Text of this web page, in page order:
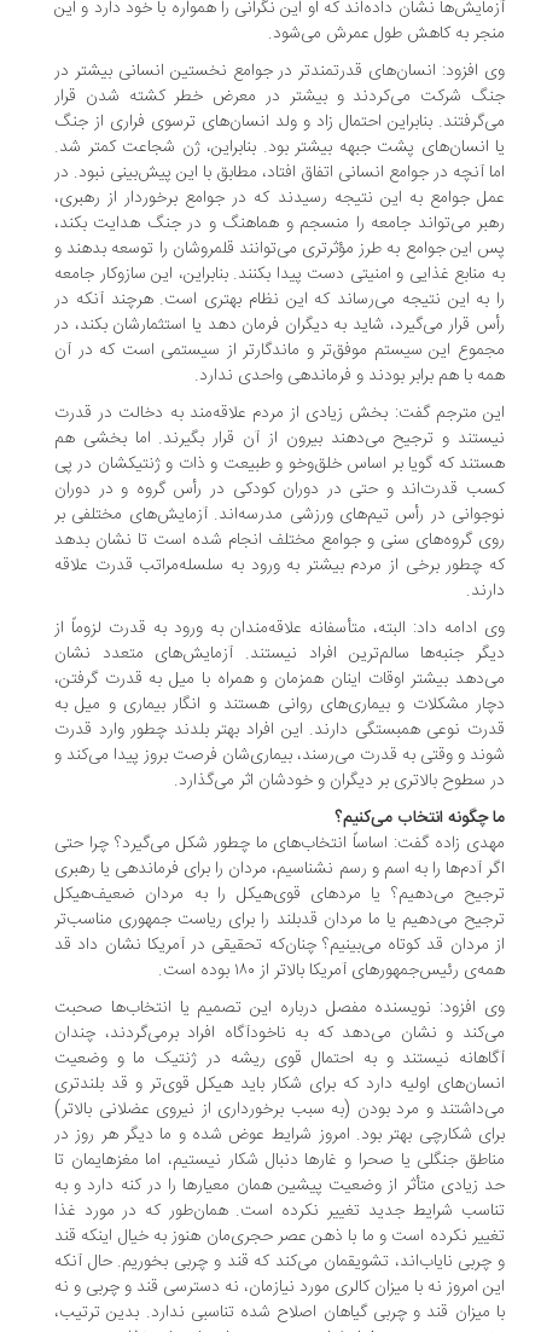
نشان داده‌اند که او این نگرانی را همواره با خود دارد و این
به کاهش طول عمرش می‌شود.
افزود: انسان‌های قدرتمندتر در جوامع نخستین انسانی بیشتر در
شرکت می‌کردند و بیشتر در معرض خطر کشته شدن قرار
بنابراین احتمال زاد و ولد انسان‌های ترسوی فراری از جنگ
انسان‌های پشت جبهه بیشتر بود. بنابراین، ژن شجاعت کمتر شد.
آنچه در جوامع انسانی اتفاق افتاد، مطابق با این پیش‌بینی نبود. در
جوامع به این نتیجه رسیدند که در جوامع برخوردار از رهبری،
می‌تواند جامعه را منسجم و هماهنگ و در جنگ هدایت بکند،
این جوامع به طرز مؤثرتری می‌توانند قلمروشان را توسعه بدهند و
منابع غذایی و امنیتی دست پیدا بکنند. بنابراین، این سازوکار جامعه
به این نتیجه می‌رساند که این نظام بهتری است. هرچند آنکه در
قرار می‌گیرد، شاید به دیگران فرمان دهد یا استثمارشان بکند، در
این سیستم موفق‌تر و ماندگارتر از سیستمی است که در آن
با هم برابر بودند و فرماندهی واحدی ندارد.
مترجم گفت: بخش زیادی از مردم علاقه‌مند به دخالت در قدرت
و ترجیح می‌دهند بیرون از آن قرار بگیرند. اما بخشی هم
که گویا بر اساس خلق‌وخو و طبیعت و ذات و ژنتیکشان در پی
قدرت‌اند و حتی در دوران کودکی در رأس گروه و در دوران
در رأس تیم‌های ورزشی مدرسه‌اند. آزمایش‌های مختلفی بر
گروه‌های سنی و جوامع مختلف انجام شده است تا نشان بدهد
چطور برخی از مردم بیشتر به ورود به سلسله‌مراتب قدرت علاقه
ادامه داد: البته، متأسفانه علاقه‌مندان به ورود به قدرت لزوماً از
جنبه‌ها سالم‌ترین افراد نیستند. آزمایش‌های متعدد نشان
بیشتر اوقات اینان همزمان و همراه با میل به قدرت گرفتن،
مشکلات و بیماری‌های روانی هستند و انگار بیماری و میل به
نوعی همبستگی دارند. این افراد بهتر بلدند چطور وارد قدرت
و وقتی به قدرت می‌رسند، بیماری‌شان فرصت بروز پیدا می‌کند و
سطوح بالاتری بر دیگران و خودشان اثر می‌گذارد.
چگونه انتخاب می‌کنیم؟
زاده گفت: اساساً انتخاب‌های ما چطور شکل می‌گیرد؟ چرا حتی
آدم‌ها را به اسم و رسم نشناسیم، مردان را برای فرماندهی یا رهبری
می‌دهیم؟ یا مردهای قوی‌هیکل را به مردان ضعیف‌هیکل
می‌دهیم یا ما مردان قدبلند را برای ریاست جمهوری مناسب‌تر
مردان قد کوتاه می‌بینیم؟ چنان‌که تحقیقی در آمریکا نشان داد قد
رئیس‌جمهورهای آمریکا بالاتر از ۱۸۰ بوده است.
افزود: نویسنده مفصل درباره این تصمیم یا انتخاب‌ها صحبت
و نشان می‌دهد که به ناخودآگاه افراد برمی‌گردند، چندان
نیستند و به احتمال قوی ریشه در ژنتیک ما و وضعیت
اولیه دارد که برای شکار باید هیکل قوی‌تر و قد بلندتری
و مرد بودن (به سبب برخورداری از نیروی عضلانی بالاتر)
شکارچی بهتر بود. امروز شرایط عوض شده و ما دیگر هر روز در
جنگلی یا صحرا و غارها دنبال شکار نیستیم، اما مغزهایمان تا
زیادی متأثر از وضعیت پیشین همان معیارها را در کنه دارد و به
شرایط جدید تغییر نکرده است. همان‌طور که در مورد غذا
نکرده است و ما با ذهن عصر حجری‌مان هنوز به خیال اینکه قند
نایاب‌اند، تشویقمان می‌کند که قند و چربی بخوریم. حال آنکه
امروز نه با میزان کالری مورد نیازمان، نه دسترسی قند و چربی و نه
میزان قند و چربی گیاهان اصلاح شده تناسبی ندارد. بدین ترتیب،